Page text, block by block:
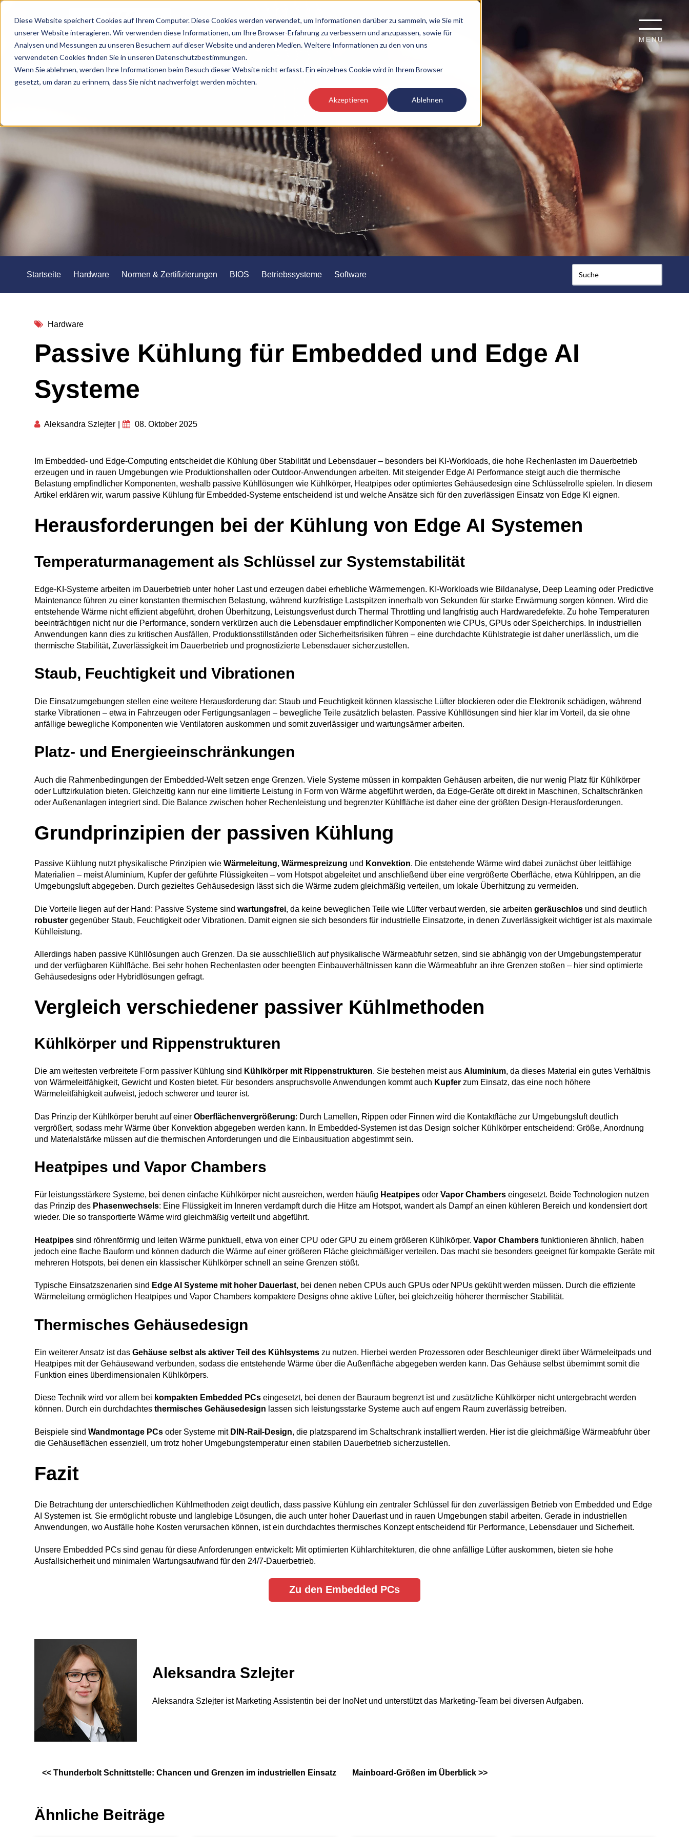
Diese Website speichert Cookies auf Ihrem Computer. Diese Cookies werden verwendet, um Informationen darüber zu sammeln, wie Sie mit
unserer Website interagieren. Wir verwenden diese Informationen, um Ihre Browser-Erfahrung zu verbessern und anzupassen, sowie für
Analysen und Messungen zu unseren Besuchern auf dieser Website und anderen Medien. Weitere Informationen zu den von uns
verwendeten Cookies finden Sie in unseren Datenschutzbestimmungen.
Wenn Sie ablehnen, werden Ihre Informationen beim Besuch dieser Website nicht erfasst. Ein einzelnes Cookie wird in Ihrem Browser
gesetzt, um daran zu erinnern, dass Sie nicht nachverfolgt werden möchten.
Akzeptieren Ablehnen
MENU
Startseite Hardware Normen & Zertifizierungen BIOS Betriebssysteme Software
Hardware
Passive Kühlung für Embedded und Edge AI
Systeme
Aleksandra Szlejter 08. Oktober 2025
Im Embedded- und Edge-Computing entscheidet die Kühlung über Stabilität und Lebensdauer – besonders bei KI-Workloads, die hohe Rechenlasten im Dauerbetrieb
erzeugen und in rauen Umgebungen wie Produktionshallen oder Outdoor-Anwendungen arbeiten. Mit steigender Edge AI Performance steigt auch die thermische
Belastung empfindlicher Komponenten, weshalb passive Kühllösungen wie Kühlkörper, Heatpipes oder optimiertes Gehäusedesign eine Schlüsselrolle spielen. In diesem
Artikel erklären wir, warum passive Kühlung für Embedded-Systeme entscheidend ist und welche Ansätze sich für den zuverlässigen Einsatz von Edge KI eignen.
Herausforderungen bei der Kühlung von Edge AI Systemen
Temperaturmanagement als Schlüssel zur Systemstabilität
Edge-KI-Systeme arbeiten im Dauerbetrieb unter hoher Last und erzeugen dabei erhebliche Wärmemengen. KI-Workloads wie Bildanalyse, Deep Learning oder Predictive
Maintenance führen zu einer konstanten thermischen Belastung, während kurzfristige Lastspitzen innerhalb von Sekunden für starke Erwärmung sorgen können. Wird die
entstehende Wärme nicht effizient abgeführt, drohen Überhitzung, Leistungsverlust durch Thermal Throttling und langfristig auch Hardwaredefekte. Zu hohe Temperaturen
beeinträchtigen nicht nur die Performance, sondern verkürzen auch die Lebensdauer empfindlicher Komponenten wie CPUs, GPUs oder Speicherchips. In industriellen
Anwendungen kann dies zu kritischen Ausfällen, Produktionsstillständen oder Sicherheitsrisiken führen – eine durchdachte Kühlstrategie ist daher unerlässlich, um die
thermische Stabilität, Zuverlässigkeit im Dauerbetrieb und prognostizierte Lebensdauer sicherzustellen.
Staub, Feuchtigkeit und Vibrationen
Die Einsatzumgebungen stellen eine weitere Herausforderung dar: Staub und Feuchtigkeit können klassische Lüfter blockieren oder die Elektronik schädigen, während
starke Vibrationen – etwa in Fahrzeugen oder Fertigungsanlagen – bewegliche Teile zusätzlich belasten. Passive Kühllösungen sind hier klar im Vorteil, da sie ohne
anfällige bewegliche Komponenten wie Ventilatoren auskommen und somit zuverlässiger und wartungsärmer arbeiten.
Platz- und Energieeinschränkungen
Auch die Rahmenbedingungen der Embedded-Welt setzen enge Grenzen. Viele Systeme müssen in kompakten Gehäusen arbeiten, die nur wenig Platz für Kühlkörper
oder Luftzirkulation bieten. Gleichzeitig kann nur eine limitierte Leistung in Form von Wärme abgeführt werden, da Edge-Geräte oft direkt in Maschinen, Schaltschränken
oder Außenanlagen integriert sind. Die Balance zwischen hoher Rechenleistung und begrenzter Kühlfläche ist daher eine der größten Design-Herausforderungen.
Grundprinzipien der passiven Kühlung
Passive Kühlung nutzt physikalische Prinzipien wie Wärmeleitung, Wärmespreizung und Konvektion. Die entstehende Wärme wird dabei zunächst über leitfähige
Materialien – meist Aluminium, Kupfer der geführte Flüssigkeiten – vom Hotspot abgeleitet und anschließend über eine vergrößerte Oberfläche, etwa Kühlrippen, an die
Umgebungsluft abgegeben. Durch gezieltes Gehäusedesign lässt sich die Wärme zudem gleichmäßig verteilen, um lokale Überhitzung zu vermeiden.
Die Vorteile liegen auf der Hand: Passive Systeme sind wartungsfrei, da keine beweglichen Teile wie Lüfter verbaut werden, sie arbeiten geräuschlos und sind deutlich
robuster gegenüber Staub, Feuchtigkeit oder Vibrationen. Damit eignen sie sich besonders für industrielle Einsatzorte, in denen Zuverlässigkeit wichtiger ist als maximale
Kühlleistung.
Allerdings haben passive Kühllösungen auch Grenzen. Da sie ausschließlich auf physikalische Wärmeabfuhr setzen, sind sie abhängig von der Umgebungstemperatur
und der verfügbaren Kühlfläche. Bei sehr hohen Rechenlasten oder beengten Einbauverhältnissen kann die Wärmeabfuhr an ihre Grenzen stoßen – hier sind optimierte
Gehäusedesigns oder Hybridlösungen gefragt.
Vergleich verschiedener passiver Kühlmethoden
Kühlkörper und Rippenstrukturen
Die am weitesten verbreitete Form passiver Kühlung sind Kühlkörper mit Rippenstrukturen. Sie bestehen meist aus Aluminium, da dieses Material ein gutes Verhältnis
von Wärmeleitfähigkeit, Gewicht und Kosten bietet. Für besonders anspruchsvolle Anwendungen kommt auch Kupfer zum Einsatz, das eine noch höhere
Wärmeleitfähigkeit aufweist, jedoch schwerer und teurer ist.
Das Prinzip der Kühlkörper beruht auf einer Oberflächenvergrößerung: Durch Lamellen, Rippen oder Finnen wird die Kontaktfläche zur Umgebungsluft deutlich
vergrößert, sodass mehr Wärme über Konvektion abgegeben werden kann. In Embedded-Systemen ist das Design solcher Kühlkörper entscheidend: Größe, Anordnung
und Materialstärke müssen auf die thermischen Anforderungen und die Einbausituation abgestimmt sein.
Heatpipes und Vapor Chambers
Für leistungsstärkere Systeme, bei denen einfache Kühlkörper nicht ausreichen, werden häufig Heatpipes oder Vapor Chambers eingesetzt. Beide Technologien nutzen
das Prinzip des Phasenwechsels: Eine Flüssigkeit im Inneren verdampft durch die Hitze am Hotspot, wandert als Dampf an einen kühleren Bereich und kondensiert dort
wieder. Die so transportierte Wärme wird gleichmäßig verteilt und abgeführt.
Heatpipes sind röhrenförmig und leiten Wärme punktuell, etwa von einer CPU oder GPU zu einem größeren Kühlkörper. Vapor Chambers funktionieren ähnlich, haben
jedoch eine flache Bauform und können dadurch die Wärme auf einer größeren Fläche gleichmäßiger verteilen. Das macht sie besonders geeignet für kompakte Geräte mit
mehreren Hotspots, bei denen ein klassischer Kühlkörper schnell an seine Grenzen stößt.
Typische Einsatzszenarien sind Edge AI Systeme mit hoher Dauerlast, bei denen neben CPUs auch GPUs oder NPUs gekühlt werden müssen. Durch die effiziente
Wärmeleitung ermöglichen Heatpipes und Vapor Chambers kompaktere Designs ohne aktive Lüfter, bei gleichzeitig höherer thermischer Stabilität.
Thermisches Gehäusedesign
Ein weiterer Ansatz ist das Gehäuse selbst als aktiver Teil des Kühlsystems zu nutzen. Hierbei werden Prozessoren oder Beschleuniger direkt über Wärmeleitpads und
Heatpipes mit der Gehäusewand verbunden, sodass die entstehende Wärme über die Außenfläche abgegeben werden kann. Das Gehäuse selbst übernimmt somit die
Funktion eines überdimensionalen Kühlkörpers.
Diese Technik wird vor allem bei kompakten Embedded PCs eingesetzt, bei denen der Bauraum begrenzt ist und zusätzliche Kühlkörper nicht untergebracht werden
können. Durch ein durchdachtes thermisches Gehäusedesign lassen sich leistungsstarke Systeme auch auf engem Raum zuverlässig betreiben.
Beispiele sind Wandmontage PCs oder Systeme mit DIN-Rail-Design, die platzsparend im Schaltschrank installiert werden. Hier ist die gleichmäßige Wärmeabfuhr über
die Gehäuseflächen essenziell, um trotz hoher Umgebungstemperatur einen stabilen Dauerbetrieb sicherzustellen.
Fazit
Die Betrachtung der unterschiedlichen Kühlmethoden zeigt deutlich, dass passive Kühlung ein zentraler Schlüssel für den zuverlässigen Betrieb von Embedded und Edge
AI Systemen ist. Sie ermöglicht robuste und langlebige Lösungen, die auch unter hoher Dauerlast und in rauen Umgebungen stabil arbeiten. Gerade in industriellen
Anwendungen, wo Ausfälle hohe Kosten verursachen können, ist ein durchdachtes thermisches Konzept entscheidend für Performance, Lebensdauer und Sicherheit.
Unsere Embedded PCs sind genau für diese Anforderungen entwickelt: Mit optimierten Kühlarchitekturen, die ohne anfällige Lüfter auskommen, bieten sie hohe
Ausfallsicherheit und minimalen Wartungsaufwand für den 24/7-Dauerbetrieb.
Zu den Embedded PCs
Aleksandra Szlejter
Aleksandra Szlejter ist Marketing Assistentin bei der InoNet und unterstützt das Marketing-Team bei diversen Aufgaben.
<< Thunderbolt Schnittstelle: Chancen und Grenzen im industriellen Einsatz Mainboard-Größen im Überblick >>
Ähnliche Beiträge